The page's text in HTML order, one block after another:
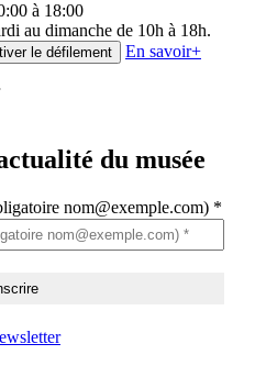
à 18:00
au dimanche de 10h à 18h.
le défilement En savoir+
du musée
nom@exemple.com) *